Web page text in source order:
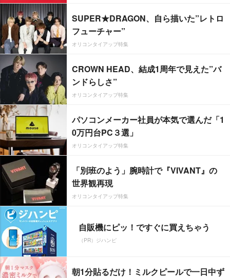
SUPER★DRAGON、自ら描いた”レトロ
フューチャー”
オリコンタイアップ特集
CROWN HEAD、結成1周年で見えた”バ
ンドらしさ”
オリコンタイアップ特集
パソコンメーカー社員が本気で選んだ「1
0万円台PC３選」
オリコンタイアップ特集
「別班のよう」腕時計で『VIVANT』の
世界観再現
オリコンタイアップ特集
自販機にピッ！ですぐに買えちゃう
（PR）ジハンピ
朝1分貼るだけ！ミルクピールで一日中ず